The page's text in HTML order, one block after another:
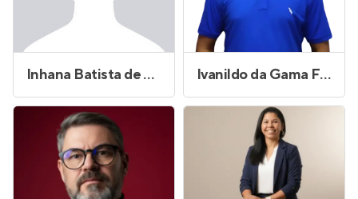
Inhana Batista de Araujo Ivanildo da Gama Felix